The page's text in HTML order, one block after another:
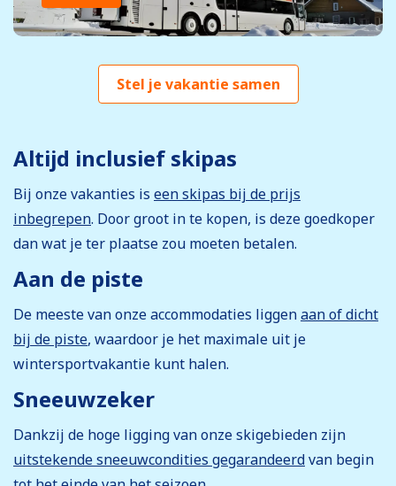
Stel je vakantie samen
Altijd inclusief skipas
Bij onze vakanties is een skipas bij de prijs
inbegrepen. Door groot in te kopen, is deze goedkoper
dan wat je ter plaatse zou moeten betalen.
Aan de piste
De meeste van onze accommodaties liggenaan of dicht
bij de piste, waardoor je het maximale uit je
wintersportvakantie kunt halen.
Sneeuwzeker
Dankzij de hoge ligging van onze skigebieden zijn
uitstekende sneeuwcondities gegarandeerdvan begin